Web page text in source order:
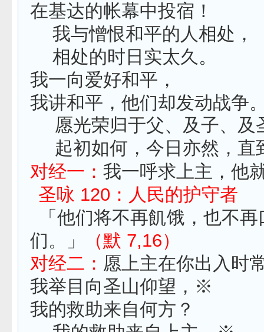
在基达的帐幕中投宿！
我与憎恨和平的人相处，
相处的时日实太久。
我一向爱好和平，
我讲和平，他们却发动战争
愿光荣归于父、及子、及
起初如何，今日亦然，直
对经一： 我一呼求上主，他
圣咏 120：人民的护守者
「他们将不再飢饿，也不
们。」
（默 7,16）
对经二： 愿上主在你出入时
我举目向圣山仰望，※
我的救助来自何方？